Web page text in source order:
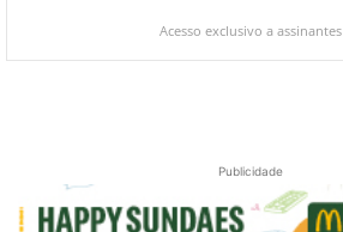
Acesso exclusivo a assinantes
Publicidade